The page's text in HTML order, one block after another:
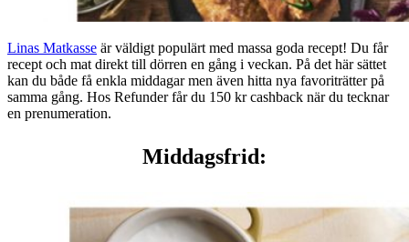
Linas Matkasse är väldigt populärt med massa goda recept! Du får
recept och mat direkt till dörren en gång i veckan. På det här sättet
kan du både få enkla middagar men även hitta nya favoriträtter på
samma gång. Hos Refunder får du 150 kr cashback när du tecknar
en prenumeration.
Middagsfrid: